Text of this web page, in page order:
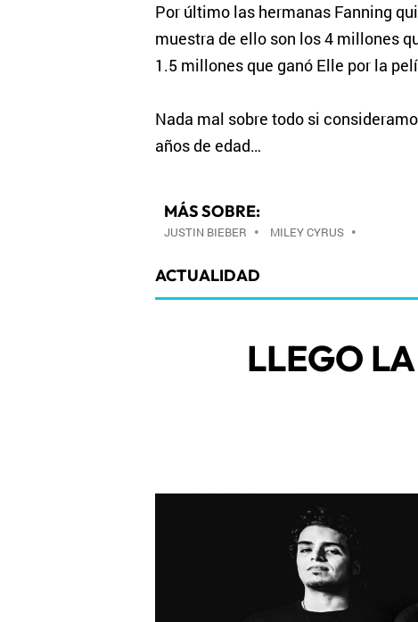
Por último las hermanas Fanning
muestra de ello son los 4 millones
1.5 millones que ganó Elle por la
Nada mal sobre todo si
años de edad…
MÁS SOBRE:
JUSTIN BIEBER • MILEY CYRUS•
ACTUALIDAD
LLEGO